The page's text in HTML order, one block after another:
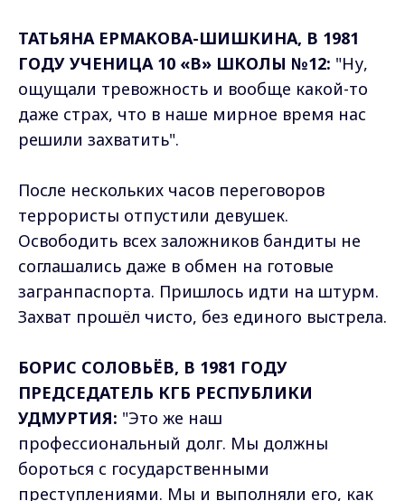
ТАТЬЯНА ЕРМАКОВА-ШИШКИНА, В 1981
ГОДУ УЧЕНИЦА 10 «В» ШКОЛЫ №12: "Ну,
ощущали тревожность и вообще какой-то
даже страх, что в наше мирное время нас
решили захватить".
После нескольких часов переговоров
террористы отпустили девушек.
Освободить всех заложников бандиты не
соглашались даже в обмен на готовые
загранпаспорта. Пришлось идти на штурм.
Захват прошёл чисто, без единого выстрела.
БОРИС СОЛОВЬЁВ, В 1981 ГОДУ
ПРЕДСЕДАТЕЛЬ КГБ РЕСПУБЛИКИ
УДМУРТИЯ: "Это же наш
профессиональный долг. Мы должны
бороться с государственными
преступлениями. Мы и выполняли его, как